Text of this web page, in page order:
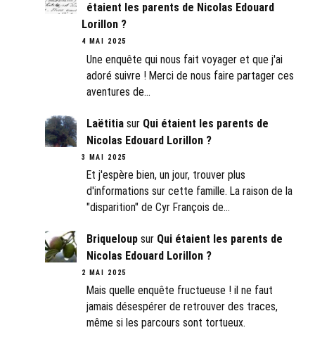
étaient les parents de Nicolas Edouard
Lorillon ?
4 MAI 2025
Une enquête qui nous fait voyager et que j'ai
adoré suivre ! Merci de nous faire partager ces
aventures de…
Laëtitiasur Qui étaient les parents de
Nicolas Edouard Lorillon ?
3 MAI 2025
Et j'espère bien, un jour, trouver plus
d'informations sur cette famille. La raison de la
"disparition" de Cyr François de…
Briqueloupsur Qui étaient les parents de
Nicolas Edouard Lorillon ?
2 MAI 2025
Mais quelle enquête fructueuse ! il ne faut
jamais désespérer de retrouver des traces,
même si les parcours sont tortueux.